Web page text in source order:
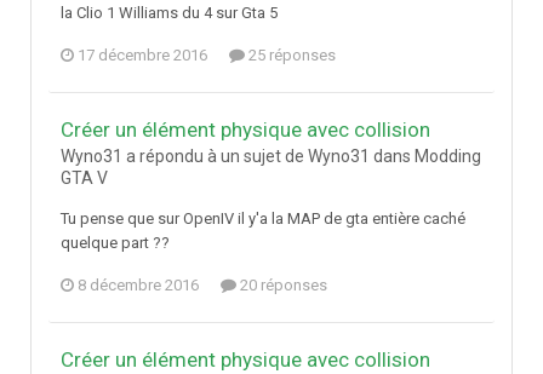
la Clio 1 Williams du 4 sur Gta 5
17 décembre 2016 25 réponses
Créer un élément physique avec collision
Wyno31 a répondu à un sujet de Wyno31 dans Modding
GTA V
Tu pense que sur OpenIV il y'a la MAP de gta entière caché
quelque part ??
8 décembre 2016 20 réponses
Créer un élément physique avec collision